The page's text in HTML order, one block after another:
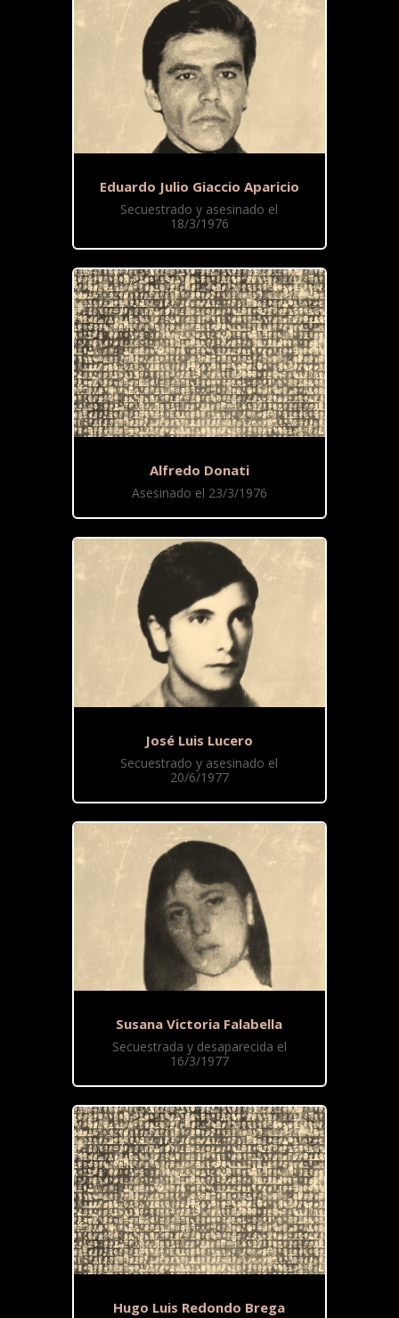
Eduardo Julio Giaccio Aparicio
Secuestrado y asesinado el
18/3/1976
Alfredo Donati
Asesinado el 23/3/1976
José Luis Lucero
Secuestrado y asesinado el
20/6/1977
Susana Victoria Falabella
Secuestrada y desaparecida el
16/3/1977
Hugo Luis Redondo Brega